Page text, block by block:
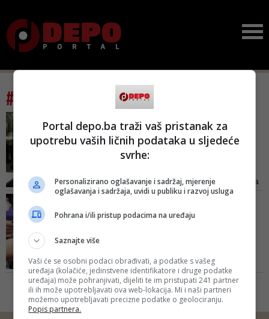
#tag: urednici
NOGAMA
Strahovit pritisak na
"Posljedice ovakvih napadaja na
medije razorno djeluju na cijelo
otežano djelovanje institucija i
Sloveniji
INCIDENTA
Redakcija portala
Radiosarajevo.ba upućuje riječi
zahvalnosti predstavnicima
institucija sa svih razina vlasti,
međunarodnim organizacijama i
Portal depo.ba traži vaš pristanak za
upotrebu vaših ličnih podataka u sljedeće
svrhe:
Personalizirano oglašavanje i sadržaj, mjerenje
oglašavanja i sadržaja, uvidi u publiku i razvoj usluga
Pohrana i/ili pristup podacima na uređaju
Saznajte više
Vaši će se osobni podaci obrađivati, a podatke s vašeg
uređaja (kolačiće, jedinstvene identifikatore i druge podatke
uređaja) može pohranjivati, dijeliti te im pristupati 241 partner
ili ih može upotrebljavati ova web-lokacija. Mi i naši partneri
možemo upotrebljavati precizne podatke o geolociranju.
Popis partnera.